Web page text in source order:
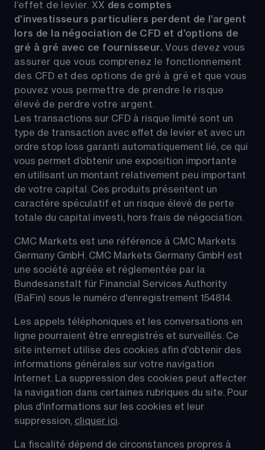
l’effet de levier. XX des comptes
d’investisseurs particuliers perdent de l’argent
lors de la négociation de CFD et d’options de
gré à gré avec ce fournisseur. Vous devez vous
assurer que vous comprenez le fonctionnement
des CFD et des options de gré à gré et que vous
pouvez vous permettre de prendre le risque
élevé de perdre votre argent.
Les transactions sur CFD à risque limité sont un
type de transaction avec effet de levier et avec un
ordre stop loss garanti automatiquement lié, ce qui
vous permet d’obtenir une exposition importante
en utilisant un montant relativement peu important
de votre capital. Ces produits présentent un
caractère spéculatif et un risque élevé de perte
totale du capital investi, hors frais de négociation.
CMC Markets est une référence à CMC Markets
Germany GmbH. CMC Markets Germany GmbH est
une société agréée et réglementée par la
Bundesanstalt für Financial Services Authority
(BaFin) sous le numéro d'enregistrement 154814.
Les appels téléphoniques et les conversations en
ligne pourraient être enregistrés et surveillés. Ce
site internet utilise des cookies afin d'obtenir des
informations générales sur votre navigation
Internet. La suppression des cookies peut affecter
la navigation dans certaines rubriques du site. Pour
plus d'informations sur les cookies et leur
suppression, cliquer ici.
La fiscalité dépend de circonstances propres à